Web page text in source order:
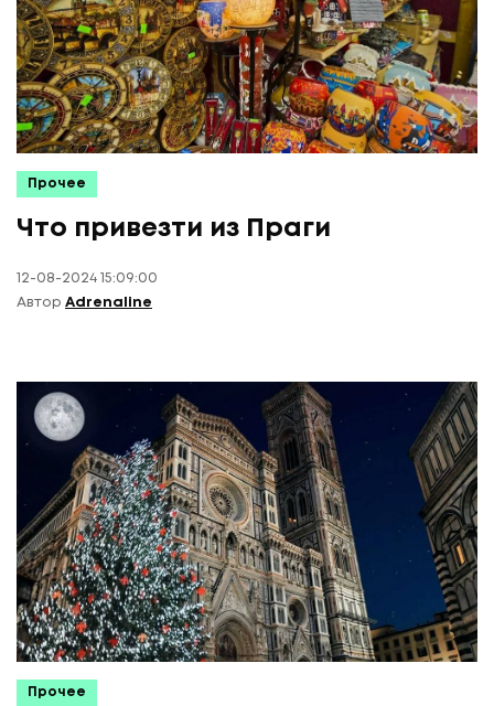
Прочее
Что привезти из Праги
12-08-2024 15:09:00
Автор Adrenaline
Прочее